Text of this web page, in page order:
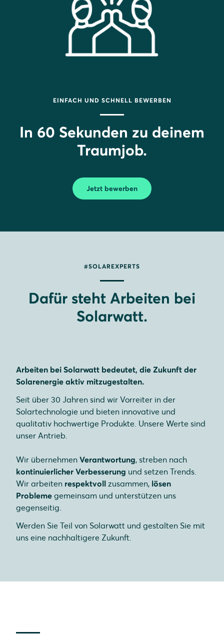
EINFACH UND SCHNELL BEWERBEN
In 60 Sekunden zu deinem
Traumjob.
Jetzt bewerben
#SOLAREXPERTS
Dafür steht Arbeiten bei
Solarwatt.
Arbeiten bei Solarwatt bedeutet, die Zukunft der
Solarenergie aktiv mitzugestalten.
Seit über 30 Jahren sind wir Vorreiter in der
Solartechnologie und bieten innovative und
qualitativ hochwertige Produkte. Unsere Werte sind
unser Antrieb.
Wir übernehmen Verantwortung, streben nach
kontinuierlicher Verbesserung und setzen Trends.
Wir arbeiten respektvoll zusammen, lösen
Probleme gemeinsam und unterstützen uns
gegenseitig.
Werden Sie Teil von Solarwatt und gestalten Sie mit
uns eine nachhaltigere Zukunft.